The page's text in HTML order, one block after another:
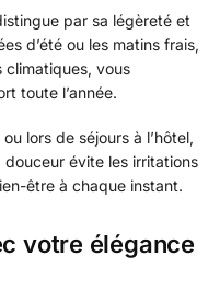
par sa légèreté et
d’été ou les matins frais,
climatiques, vous
toute l’année.
lors de séjours à l’hôtel,
évite les irritations
être à chaque instant.
votre élégance